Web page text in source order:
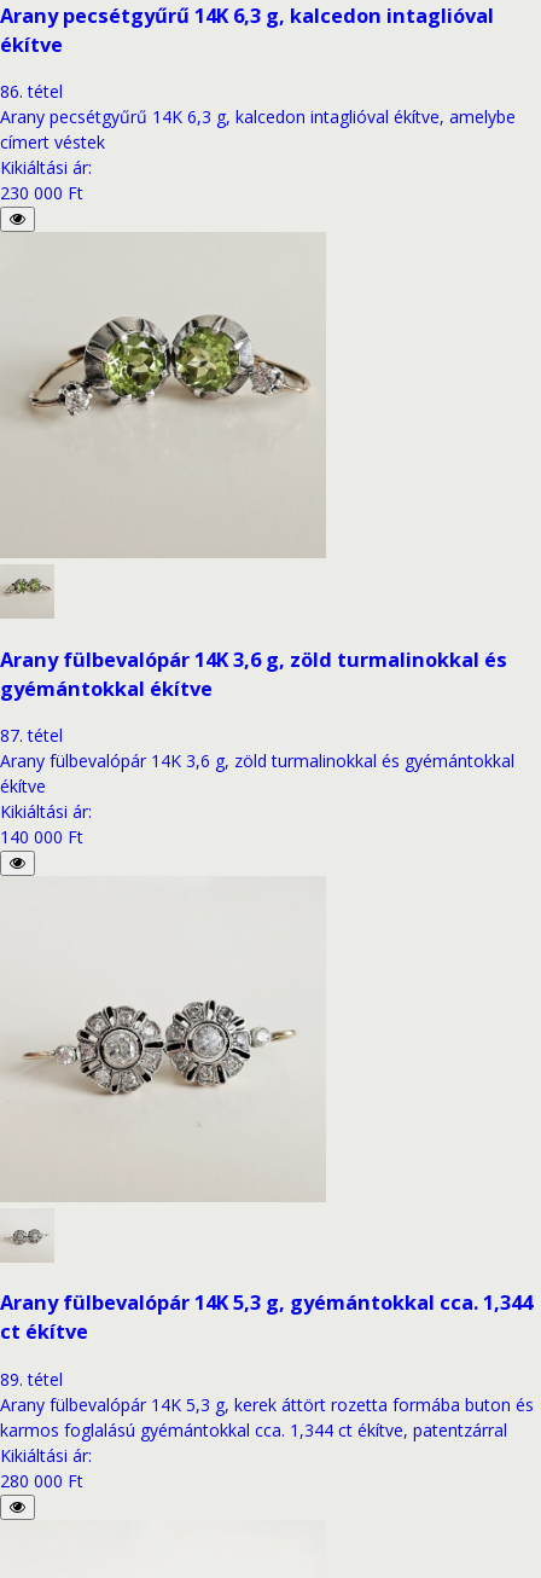
Arany pecsétgyűrű 14K 6,3 g, kalcedon intaglióval
ékítve
86. tétel
Arany pecsétgyűrű 14K 6,3 g, kalcedon intaglióval ékítve, amelybe
címert véstek
Kikiáltási ár:
230 000 Ft
Arany fülbevalópár 14K 3,6 g, zöld turmalinokkal és
gyémántokkal ékítve
87. tétel
Arany fülbevalópár 14K 3,6 g, zöld turmalinokkal és gyémántokkal
ékítve
Kikiáltási ár:
140 000 Ft
Arany fülbevalópár 14K 5,3 g, gyémántokkal cca. 1,344
ct ékítve
89. tétel
Arany fülbevalópár 14K 5,3 g, kerek áttört rozetta formába buton és
karmos foglalású gyémántokkal cca. 1,344 ct ékítve, patentzárral
Kikiáltási ár:
280 000 Ft